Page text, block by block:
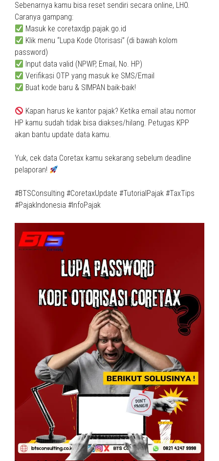
Sebenarnya kamu bisa reset sendiri secara online, LHO.
Caranya gampang:
Masuk ke coretaxdjp.pajak.go.id
Klik menu “Lupa Kode Otorisasi” (di bawah kolom
password)
Input data valid (NPWP, Email, No. HP)
Verifikasi OTP yang masuk ke SMS/Email
Buat kode baru & SIMPAN baik-baik!
Kapan harus ke kantor pajak? Ketika email atau nomor
HP kamu sudah tidak bisa diakses/hilang. Petugas KPP
akan bantu update data kamu.
Yuk, cek data Coretax kamu sekarang sebelum deadline
pelaporan!
#BTSConsulting #CoretaxUpdate #TutorialPajak #TaxTips
#PajakIndonesia #InfoPajak